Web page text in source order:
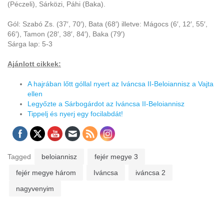
(Péczeli), Sárközi, Páhi (Baka).
Gól: Szabó Zs. (37′, 70′), Bata (68′) illetve: Mágocs (6′, 12′, 55′,
66′), Tamon (28′, 38′, 84′), Baka (79′)
Sárga lap: 5-3
Ajánlott cikkek:
A hajrában lőtt góllal nyert az Iváncsa II-Beloiannisz a Vajta
ellen
Legyőzte a Sárbogárdot az Iváncsa II-Beloiannisz
Tippelj és nyerj egy focilabdát!
Tagged beloiannisz
fejér megye 3
fejér megye három
Iváncsa
iváncsa 2
nagyvenyim